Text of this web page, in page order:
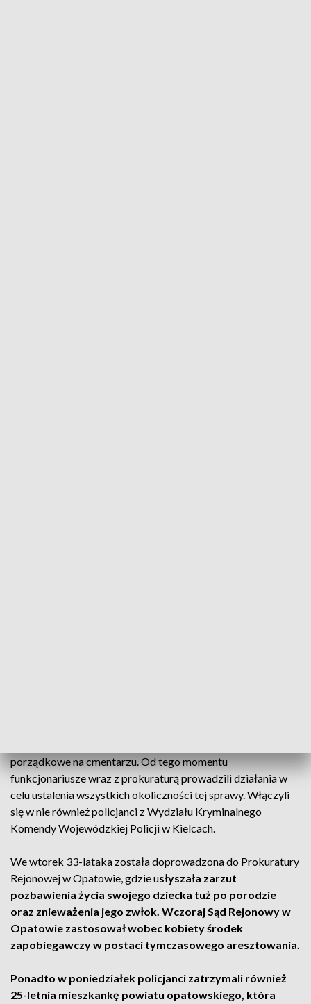
porządkowe na cmentarzu. Od tego momentu
funkcjonariusze wraz z prokuraturą prowadzili działania w
celu ustalenia wszystkich okoliczności tej sprawy. Włączyli
się w nie również policjanci z Wydziału Kryminalnego
Komendy Wojewódzkiej Policji w Kielcach.
We wtorek 33-lataka została doprowadzona do Prokuratury
Rejonowej w Opatowie, gdzie usłyszała zarzut
pozbawienia życia swojego dziecka tuż po porodzie
oraz znieważenia jego zwłok. Wczoraj Sąd Rejonowy w
Opatowie zastosował wobec kobiety środek
zapobiegawczy w postaci tymczasowego aresztowania.
Ponadto w poniedziałek policjanci zatrzymali również
25-letnia mieszkankę powiatu opatowskiego, która